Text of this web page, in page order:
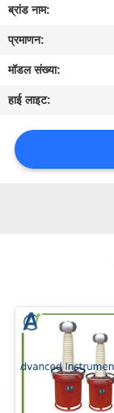
संपर्क
करें
मामलों
अनुरोध
करें
साइटमैप
ब्रांड नाम:
प्रमाणन:
मॉडल संख्या:
हाई लाइट: